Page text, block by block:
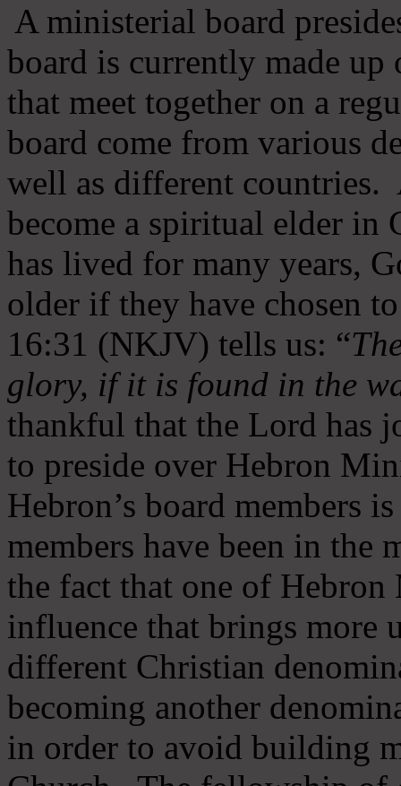
A ministerial board
board is currently made
that meet together on a
board come from various
well as different countries.
become a spiritual elder in
has lived for many years,
older if they have chosen
16:31 (NKJV) tells us: “
glory, if it is found in the
thankful that the Lord has
to preside over Hebron
Hebron’s board members
members have been in
the fact that one of
influence that brings more
different Christian
becoming another
in order to avoid building